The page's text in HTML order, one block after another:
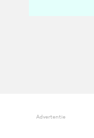
Advertentie